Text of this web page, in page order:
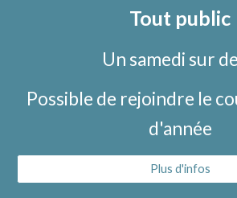
Tout public
Un samedi sur
Possible de rejoindre le
d'année
Plus d'infos